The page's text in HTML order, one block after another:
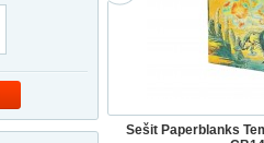
Sešit Paperblanks